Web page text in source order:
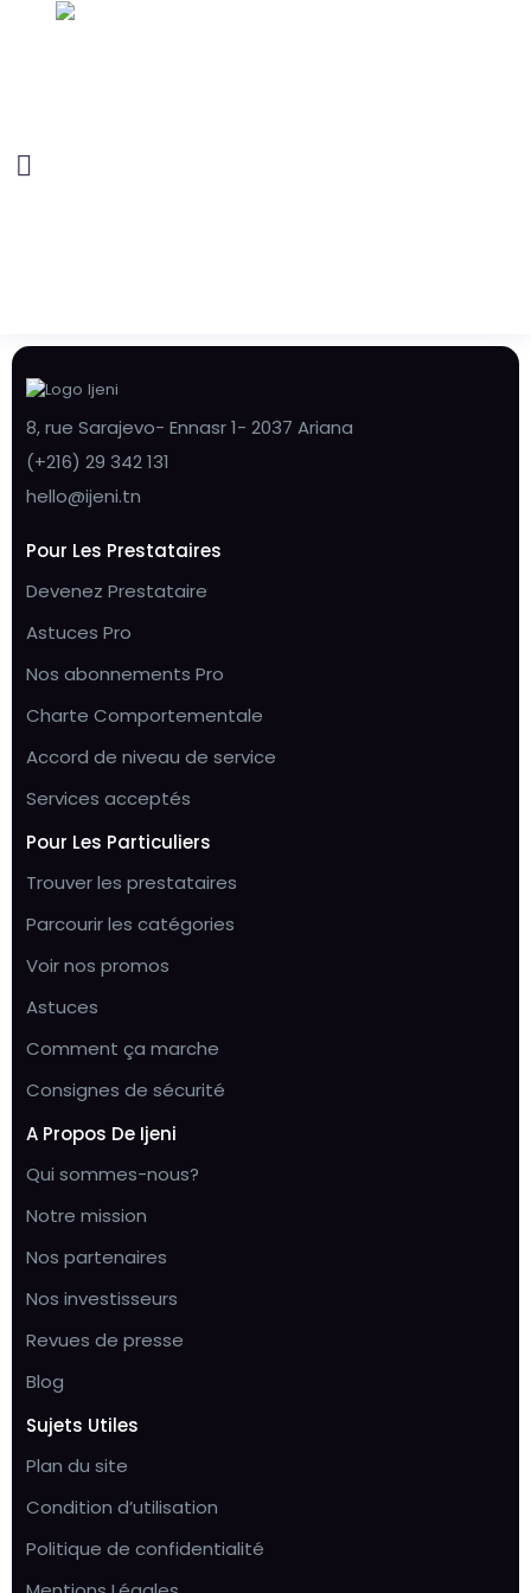
8, rue Sarajevo- Ennasr 1- 2037 Ariana
(+216) 29 342 131
hello@ijeni.tn
Pour Les Prestataires
Devenez Prestataire
Astuces Pro
Nos abonnements Pro
Charte Comportementale
Accord de niveau de service
Services acceptés
Pour Les Particuliers
Trouver les prestataires
Parcourir les catégories
Voir nos promos
Astuces
Comment ça marche
Consignes de sécurité
A Propos De Ijeni
Qui sommes-nous?
Notre mission
Nos partenaires
Nos investisseurs
Revues de presse
Blog
Sujets Utiles
Plan du site
Condition d’utilisation
Politique de confidentialité